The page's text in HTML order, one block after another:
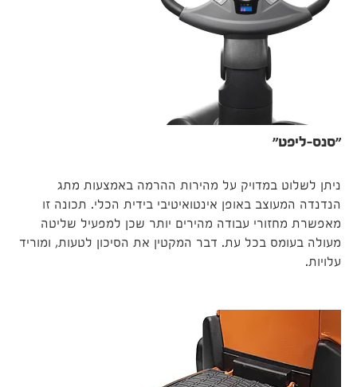
"סנס-ליפט"
ניתן לשלוט במדויק על מהירות ההרמה באמצעות מתג
הנדנדה המעוצב באופן אינטואיטיבי בידית הכלי. תכונה זו
מאפשרת מחזורי עבודה מהירים יותר שכן למפעיל שליטה
מעולה בעומס בכל עת. דבר המקטין את הסיכון לטעות, ומוריד
עלויות.